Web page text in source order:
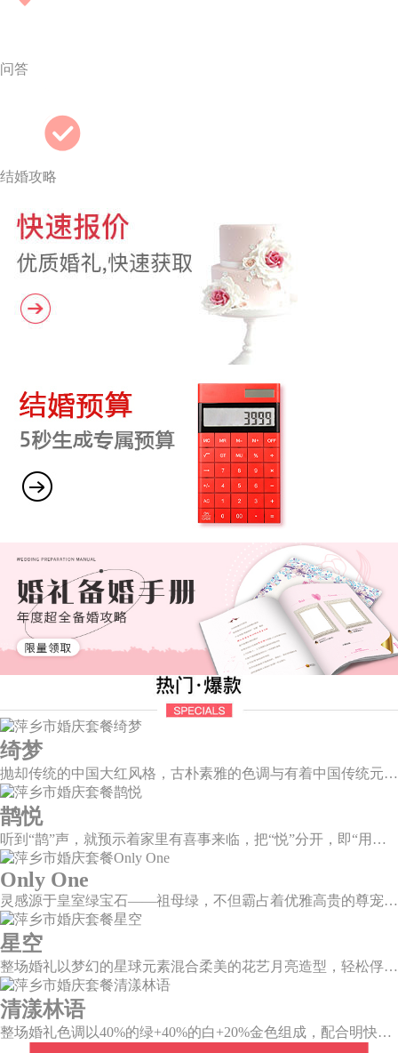
问答
结婚攻略
绮梦
抛却传统的中国大红风格，古朴素雅的色调与有着中国传统元素相辅相成的新中式风格，象形山岚造型、建筑风格的屏风设计、摇曳生姿的芦苇花艺，带你走进一个充满中式情怀的东方绮梦。
鹊悦
听到“鹊”声，就预示着家里有喜事来临，把“悦”分开，即“用心兑现爱的承诺”，设计上融入有诗有画的喜鹊登梅图元素，这样温婉绵长的爱情，又岂在朝朝暮暮。
Only One
灵感源于皇室绿宝石——祖母绿，不但霸占着优雅高贵的尊宠，且没有一种绿可以比之更美。
星空
整场婚礼以梦幻的星球元素混合柔美的花艺月亮造型，轻松俘获每一颗向往美好的心。绚烂星夜的繁星闪耀璀璨，在视觉的统一和谐中，见证深邃大气的星辰。
清漾林语
整场婚礼色调以40%的绿+40%的白+20%金色组成，配合明快的色调流露出生机盎然，既维持极简线条设计感，又巧妙把握住视觉情绪。